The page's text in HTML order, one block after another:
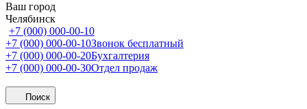
Ваш город
Челябинск
+7 (000) 000-00-10
+7 (000) 000-00-10Звонок бесплатный
+7 (000) 000-00-20Бухгалтерия
+7 (000) 000-00-30Отдел продаж
Поиск